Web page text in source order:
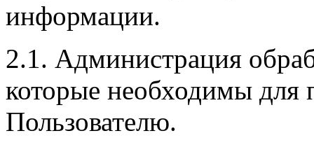
информации.
2.1. Администрация
которые необходимы для
Пользователю.